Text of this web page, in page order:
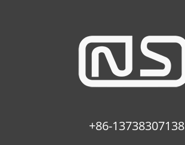
+86-13738307138